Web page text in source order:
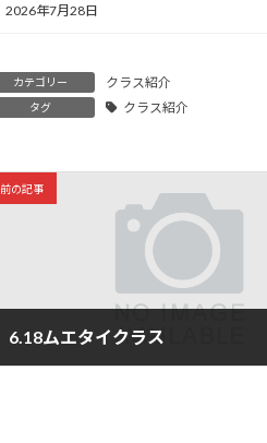
2026年7月28日
カテゴリー クラス紹介
タグ クラス紹介
前の記事
6.18ムエタイクラス